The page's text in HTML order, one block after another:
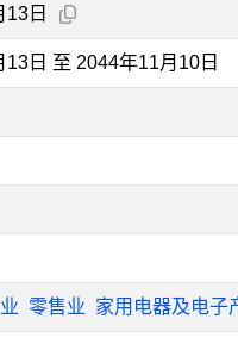
13日
13日 至 2044年11月10日
零售业 家用电器及电子